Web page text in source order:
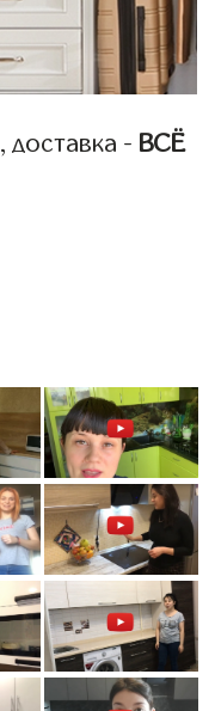
доставка - ВСЁ